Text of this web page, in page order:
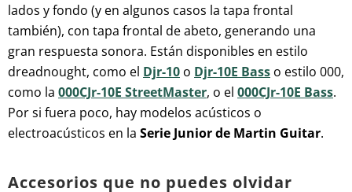
lados y fondo (y en algunos casos la tapa frontal
también), con tapa frontal de abeto, generando una
gran respuesta sonora. Están disponibles en estilo
dreadnought, como el Djr-10 o Djr-10E Bass o estilo 000,
como la 000CJr-10E StreetMaster, o el 000CJr-10E Bass.
Por si fuera poco, hay modelos acústicos o
electroacústicos en la Serie Junior de Martin Guitar.
Accesorios que no puedes olvidar